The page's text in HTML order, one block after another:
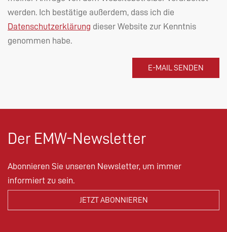
werden. Ich bestätige außerdem, dass ich die
Datenschutzerklärung dieser Website zur Kenntnis
genommen habe.
Der EMW-Newsletter
Abonnieren Sie unseren Newsletter, um immer
informiert zu sein.